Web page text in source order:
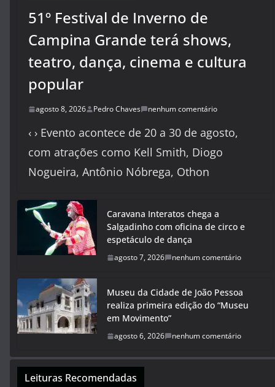
51º Festival de Inverno de
Campina Grande terá shows,
teatro, dança, cinema e cultura
popular
agosto 8, 2026 Pedro Chaves nenhum comentário
‹ › Evento acontece de 20 a 30 de agosto,
com atrações como Kell Smith, Diogo
Nogueira, Antônio Nóbrega, Othon
Caravana Interatos chega a
Salgadinho com oficina de circo e
espetáculo de dança
agosto 7, 2026 nenhum comentário
Museu da Cidade de João Pessoa
realiza primeira edição do “Museu
em Movimento”
agosto 6, 2026 nenhum comentário
Leituras Recomendadas